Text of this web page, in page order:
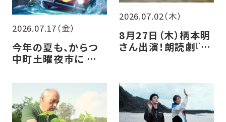
2026.07.17（金）
今年の夏も、からつ
中町土曜夜市に シア
ます！！
2026.07.02（木）
8月27日（木）柄本明
さん出演！朗読劇『父